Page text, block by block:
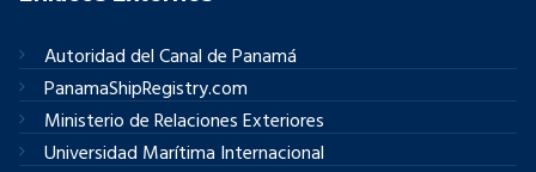
Autoridad del Canal de Panamá
PanamaShipRegistry.com
Ministerio de Relaciones Exteriores
Universidad Marítima Internacional